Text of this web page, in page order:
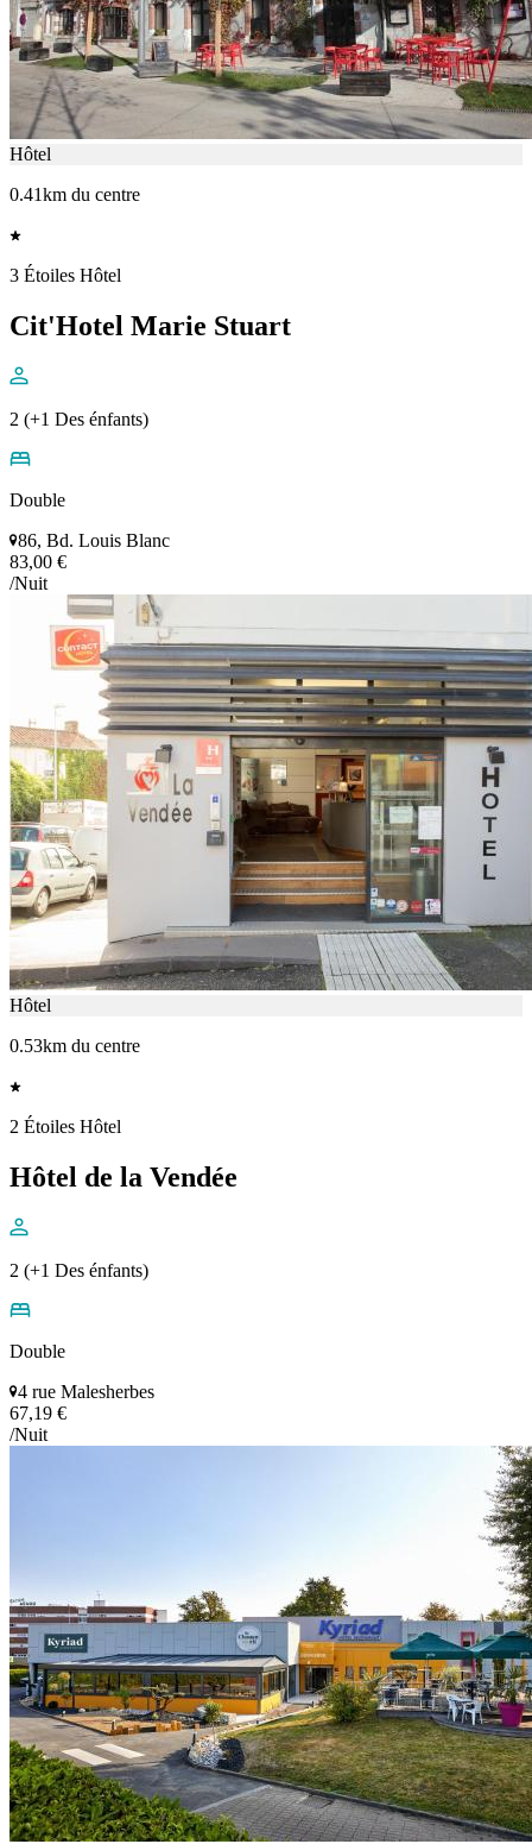
Hôtel
0.41km du centre
3 Étoiles Hôtel
Cit'Hotel Marie Stuart
2 (+1 Des énfants)
Double
86, Bd. Louis Blanc
83,00 €
/Nuit
Hôtel
0.53km du centre
2 Étoiles Hôtel
Hôtel de la Vendée
2 (+1 Des énfants)
Double
4 rue Malesherbes
67,19 €
/Nuit